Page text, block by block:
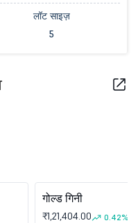
लॉट साइज़
5
गोल्ड गिनी
₹1,21,404.00 0.42%